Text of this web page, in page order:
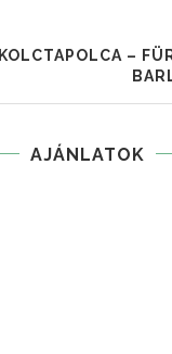
–
AJÁNLATOK